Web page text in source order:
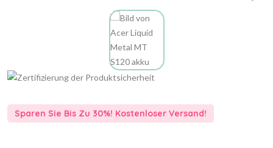
Sparen Sie Bis Zu 30%! Kostenloser Versand!